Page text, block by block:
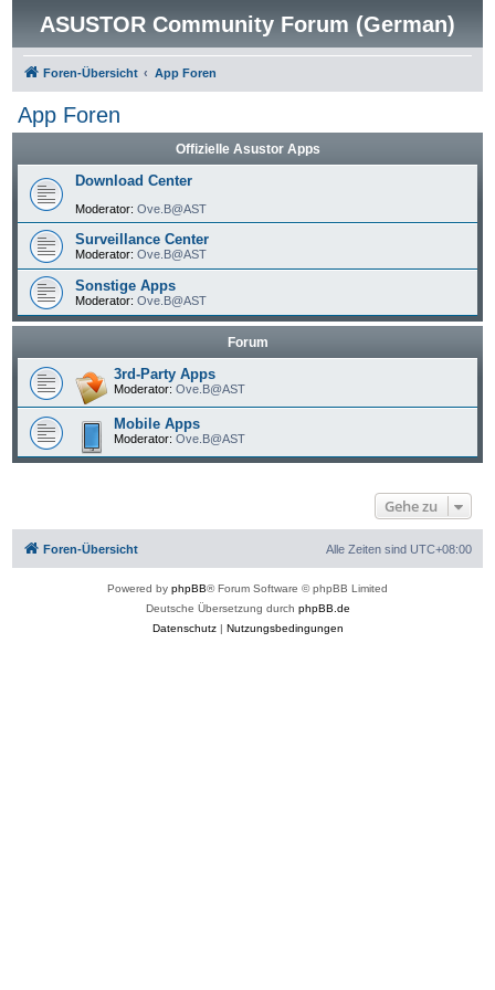
ASUSTOR Community Forum (German)
Foren-Übersicht App Foren
App Foren
Offizielle Asustor Apps
Download Center
Moderator: Ove.B@AST
Surveillance Center
Moderator: Ove.B@AST
Sonstige Apps
Moderator: Ove.B@AST
Forum
3rd-Party Apps
Moderator: Ove.B@AST
Mobile Apps
Moderator: Ove.B@AST
Gehe zu
Foren-Übersicht Alle Zeiten sind UTC+08:00
Powered by phpBB® Forum Software © phpBB Limited
Deutsche Übersetzung durch phpBB.de
Datenschutz| Nutzungsbedingungen